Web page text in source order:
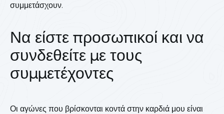
συμμετάσχουν.
Να είστε προσωπικοί και να
συνδεθείτε με τους
συμμετέχοντες
Οι αγώνες που βρίσκονται κοντά στην καρδιά μου είναι